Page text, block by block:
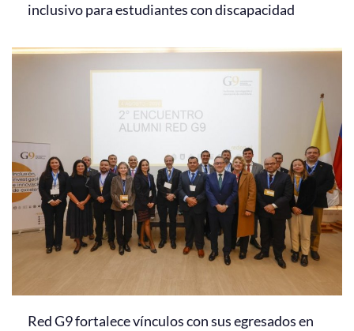
inclusivo para estudiantes con discapacidad
Red G9 fortalece vínculos con sus egresados en